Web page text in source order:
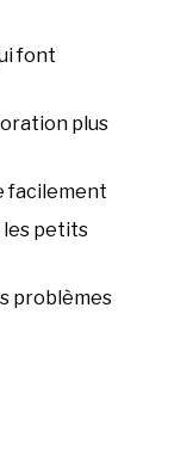
font
plus
facilement
petits
problèmes